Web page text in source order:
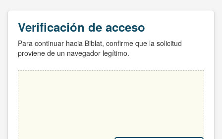
Verificación de acceso
Para continuar hacia Biblat, confirme que la solicitud
proviene de un navegador legítimo.